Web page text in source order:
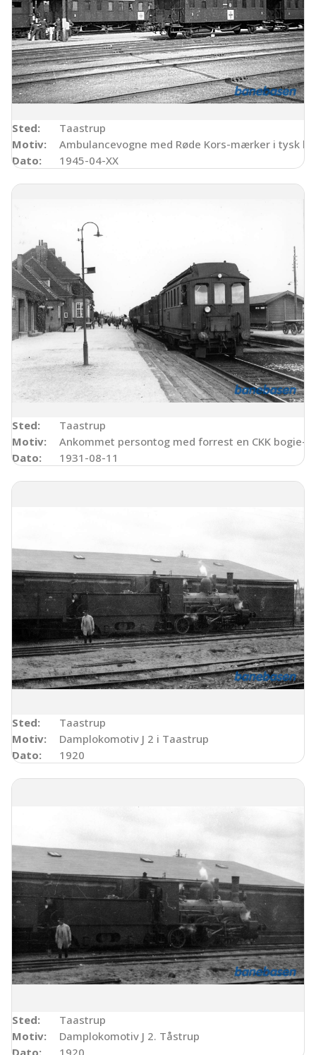
Sted:
Taastrup
Motiv:
Ambulancevogne med Røde Kors-mærker i tysk
Dato:
1945-04-XX
Sted:
Taastrup
Motiv:
Ankommet persontog med forrest en CKK bogie-
Dato:
1931-08-11
Sted:
Taastrup
Motiv:
Damplokomotiv J 2 i Taastrup
Dato:
1920
Sted:
Taastrup
Motiv:
Damplokomotiv J 2. Tåstrup
Dato:
1920